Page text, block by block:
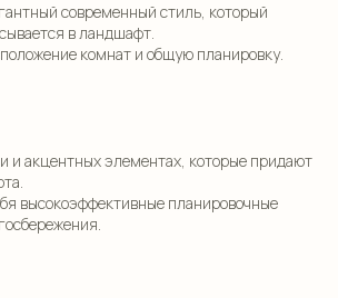
современный стиль, который
в ландшафт.
комнат и общую планировку.
и акцентных элементах, которые придают
высокоэффективные планировочные